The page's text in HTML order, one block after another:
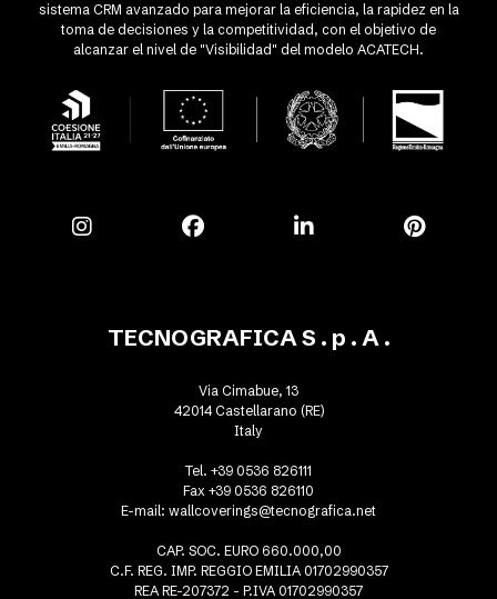
sistema CRM avanzado para mejorar la eficiencia, la rapidez en la
toma de decisiones y la competitividad, con el objetivo de
alcanzar el nivel de "Visibilidad" del modelo ACATECH.
TECNOGRAFICA S . p . A .
Via Cimabue, 13
42014 Castellarano (RE)
Italy
Tel. +39 0536 826111
Fax +39 0536 826110
E-mail: wallcoverings@tecnografica.net
CAP. SOC. EURO 660.000,00
C.F. REG. IMP. REGGIO EMILIA 01702990357
REA RE-207372 - P.IVA 01702990357